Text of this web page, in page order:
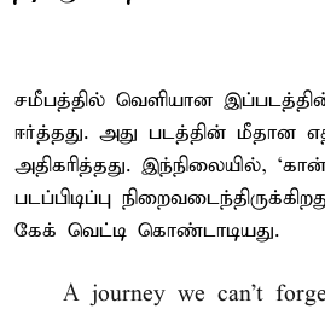
சமீபத்தில் வெளியான
ஈர்த்தது. அது படத்தின் மீதான
அதிகரித்தது. இந்நிலையில்,
படப்பிடிப்பு
கேக் வெட்டி கொண்டாடியது.
A journey we can't